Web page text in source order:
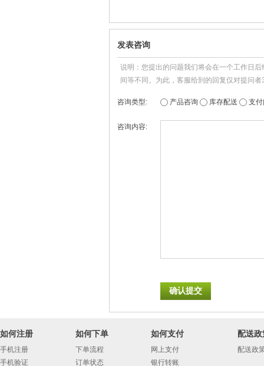
发表咨询
说明：您提出的问题我们将会在一个工作日
间等不同。为此，客服给到的回复仅对提问
咨询类型: 产品咨询 库存配送 支
咨询内容:
如何注册
手机注册
手机验证
如何下单
下单流程
订单状态
如何支付
网上支付
银行转账
配送政
配送政